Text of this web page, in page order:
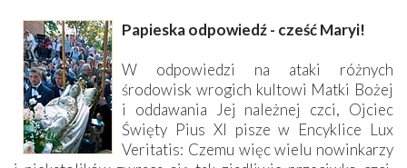
Papieska odpowiedź - cześć Maryi!
W odpowiedzi na ataki różnych
środowisk wrogich kultowi Matki Bożej
i oddawania Jej należnej czci, Ojciec
Święty Pius XI pisze w Encyklice Lux
Veritatis: Czemu więc wielu nowinkarzy